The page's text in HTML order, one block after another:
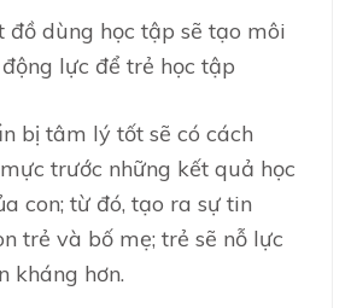
đồ dùng học tập sẽ tạo môi
lực để trẻ học tập
bị tâm lý tốt sẽ có cách
trước những kết quả học
con; từ đó, tạo ra sự tin
trẻ và bố mẹ; trẻ sẽ nỗ lực
kháng hơn.